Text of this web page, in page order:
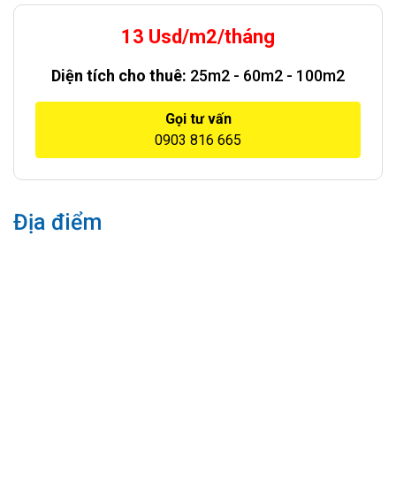
13 Usd/m2/tháng
Diện tích cho thuê: 25m2 - 60m2 - 100m2
Gọi tư vấn
0903 816 665
Địa điểm